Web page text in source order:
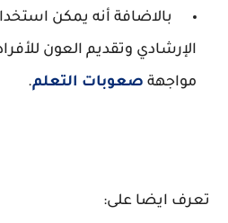
بالاضافة أنه يمكن
الإرشادي وتقديم العون
مواجهة صعوبات التعلم.
تعرف ايضا على: